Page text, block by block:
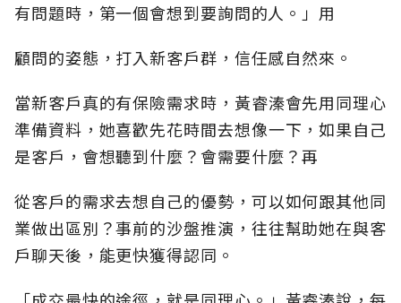
有問題時，第一個會想到要詢問的人。」用
顧問的姿態，打入新客戶群，信任感自然來。
當新客戶真的有保險需求時，黃睿溱會先用同理心
準備資料，她喜歡先花時間去想像一下，如果自己
是客戶，會想聽到什麼？會需要什麼？再
從客戶的需求去想自己的優勢，可以如何跟其他同
業做出區別？事前的沙盤推演，往往幫助她在與客
戶聊天後，能更快獲得認同。